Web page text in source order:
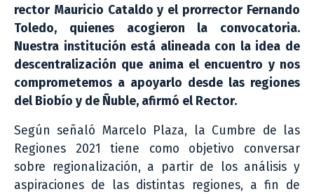
rector Mauricio Cataldo y el prorrector Fernando
Toledo, quienes acogieron la convocatoria.
Nuestra institución está alineada con la idea de
descentralización que anima el encuentro y nos
comprometemos a apoyarlo desde las regiones
del Biobío y de Ñuble, afirmó el Rector.
Según señaló Marcelo Plaza, la Cumbre de las
Regiones 2021 tiene como objetivo conversar
sobre regionalización, a partir de los análisis y
aspiraciones de las distintas regiones, a fin de